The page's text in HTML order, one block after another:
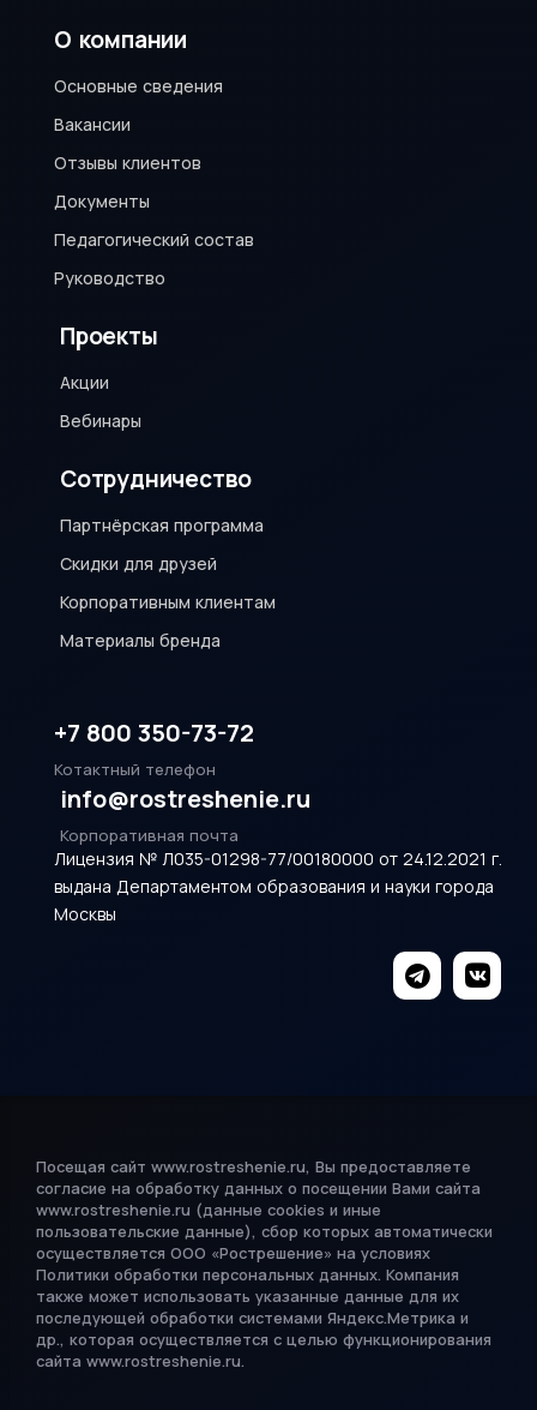
О компании
Основные сведения
Вакансии
Отзывы клиентов
Документы
Педагогический состав
Руководство
Проекты
Акции
Вебинары
Сотрудничество
Партнёрская программа
Скидки для друзей
Корпоративным клиентам
Материалы бренда
+7 800 350-73-72
Котактный телефон
info@rostreshenie.ru
Корпоративная почта
Лицензия № Л035-01298-77/00180000 от 24.12.2021 г.
выдана Департаментом образования и науки города
Москвы
Посещая сайт www.rostreshenie.ru, Вы предоставляете
согласие на обработку данных о посещении Вами сайта
www.rostreshenie.ru (данные cookies и иные
пользовательские данные), сбор которых автоматически
осуществляется ООО «Рострешение» на условиях
Политики обработки персональных данных. Компания
также может использовать указанные данные для их
последующей обработки системами Яндекс.Метрика и
др., которая осуществляется с целью функционирования
сайта www.rostreshenie.ru.